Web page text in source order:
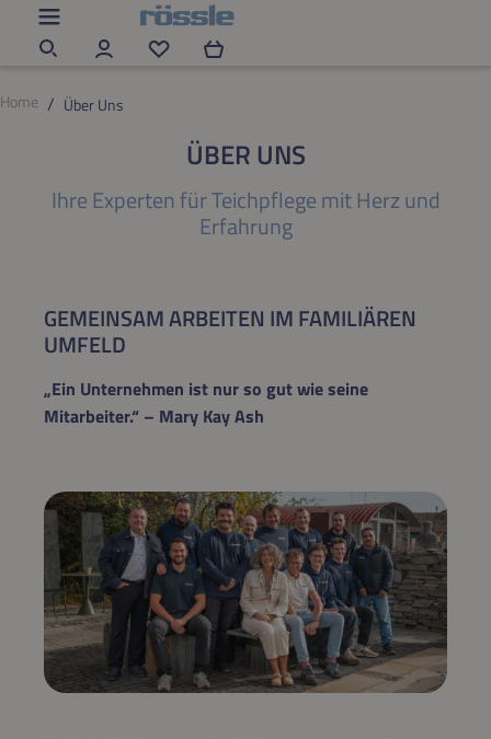
Zum Hauptinhalt springen
Du hast 0 Produkte auf dem Merkzettel
Home
Über Uns
ÜBER UNS
Ihre Experten für Teichpflege mit Herz und
Erfahrung
GEMEINSAM ARBEITEN IM FAMILIÄREN
UMFELD
„Ein Unternehmen ist nur so gut wie seine
Mitarbeiter.“ – Mary Kay Ash